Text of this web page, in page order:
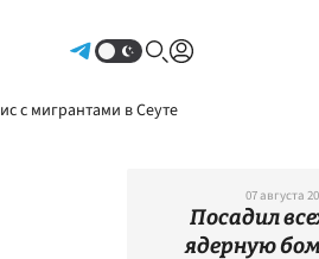
с мигрантами в Сеуте
07 августа
Посадил
ядерную